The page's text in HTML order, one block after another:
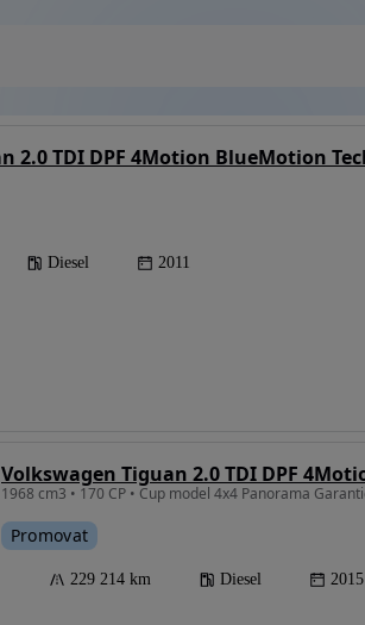
Diesel 2011
Promovat
229 214 km Diesel 2015